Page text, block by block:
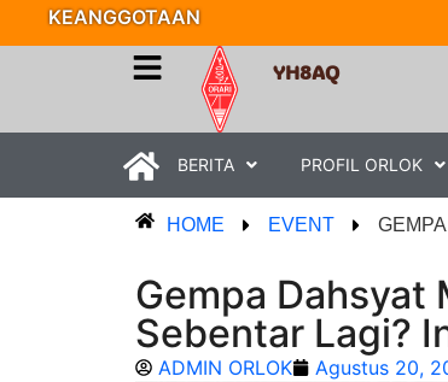
KEANGGOTAAN
YH8AQ
BERITA PROFIL ORLOK
HOME EVENT
Gempa Dahsyat
Sebentar Lagi?
ADMIN ORLOK Agustus 20,